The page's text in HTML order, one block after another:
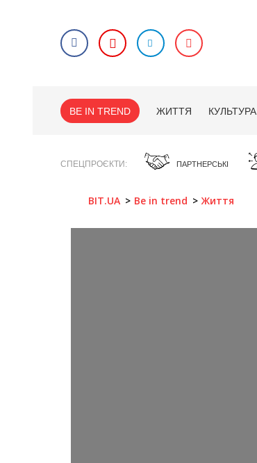
BE IN TREND ЖИТТЯ КУЛЬТУРА
СПЕЦПРОЄКТИ ПАРТНЕРСЬКІ
BIT.UA Be in trend Життя